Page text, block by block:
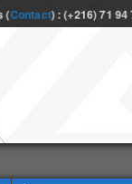
(Contact) : (+216) 71